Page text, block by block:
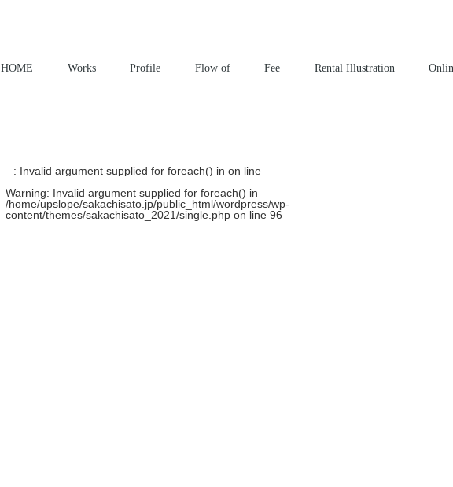
HOME Works Profile Flow of Fee Rental Illustration
: Invalid argument supplied for foreach() inon line
Warning: Invalid argument supplied for foreach() in
/home/upslope/sakachisato.jp/public_html/wordpress/wp-
content/themes/sakachisato_2021/single.php on line96